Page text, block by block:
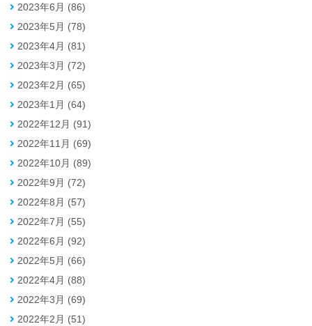
2023年6月 (86)
2023年5月 (78)
2023年4月 (81)
2023年3月 (72)
2023年2月 (65)
2023年1月 (64)
2022年12月 (91)
2022年11月 (69)
2022年10月 (89)
2022年9月 (72)
2022年8月 (57)
2022年7月 (55)
2022年6月 (92)
2022年5月 (66)
2022年4月 (88)
2022年3月 (69)
2022年2月 (51)